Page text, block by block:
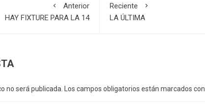
Anterior
HAY FIXTURE PARA LA 14
Reciente
LA ÚLTIMA
no será publicada. Los campos obligatorios están marcados con